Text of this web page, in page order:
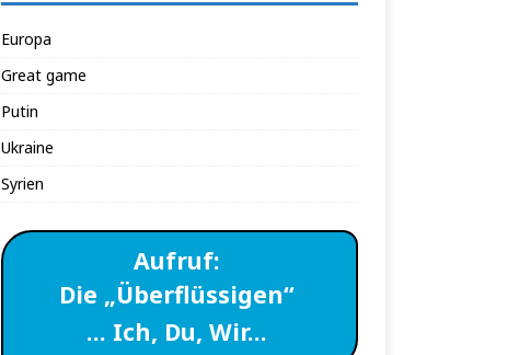
Europa
Great game
Putin
Ukraine
Syrien
Aufruf:
Die „Überflüssigen“
… Ich, Du, Wir…